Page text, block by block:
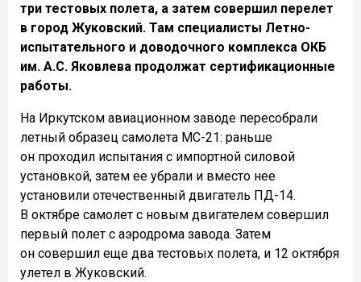
три тестовых полета, а затем совершил перелет
в город Жуковский. Там специалисты Летно-
испытательного и доводочного комплекса ОКБ
им. А.С. Яковлева продолжат сертификационные
работы.
На Иркутском авиационном заводе пересобрали
летный образец самолета МС-21: раньше
он проходил испытания с импортной силовой
установкой, затем ее убрали и вместо нее
установили отечественный двигатель ПД-14.
В октябре самолет с новым двигателем совершил
первый полет с аэродрома завода. Затем
он совершил еще два тестовых полета, и 12 октября
улетел в Жуковский.